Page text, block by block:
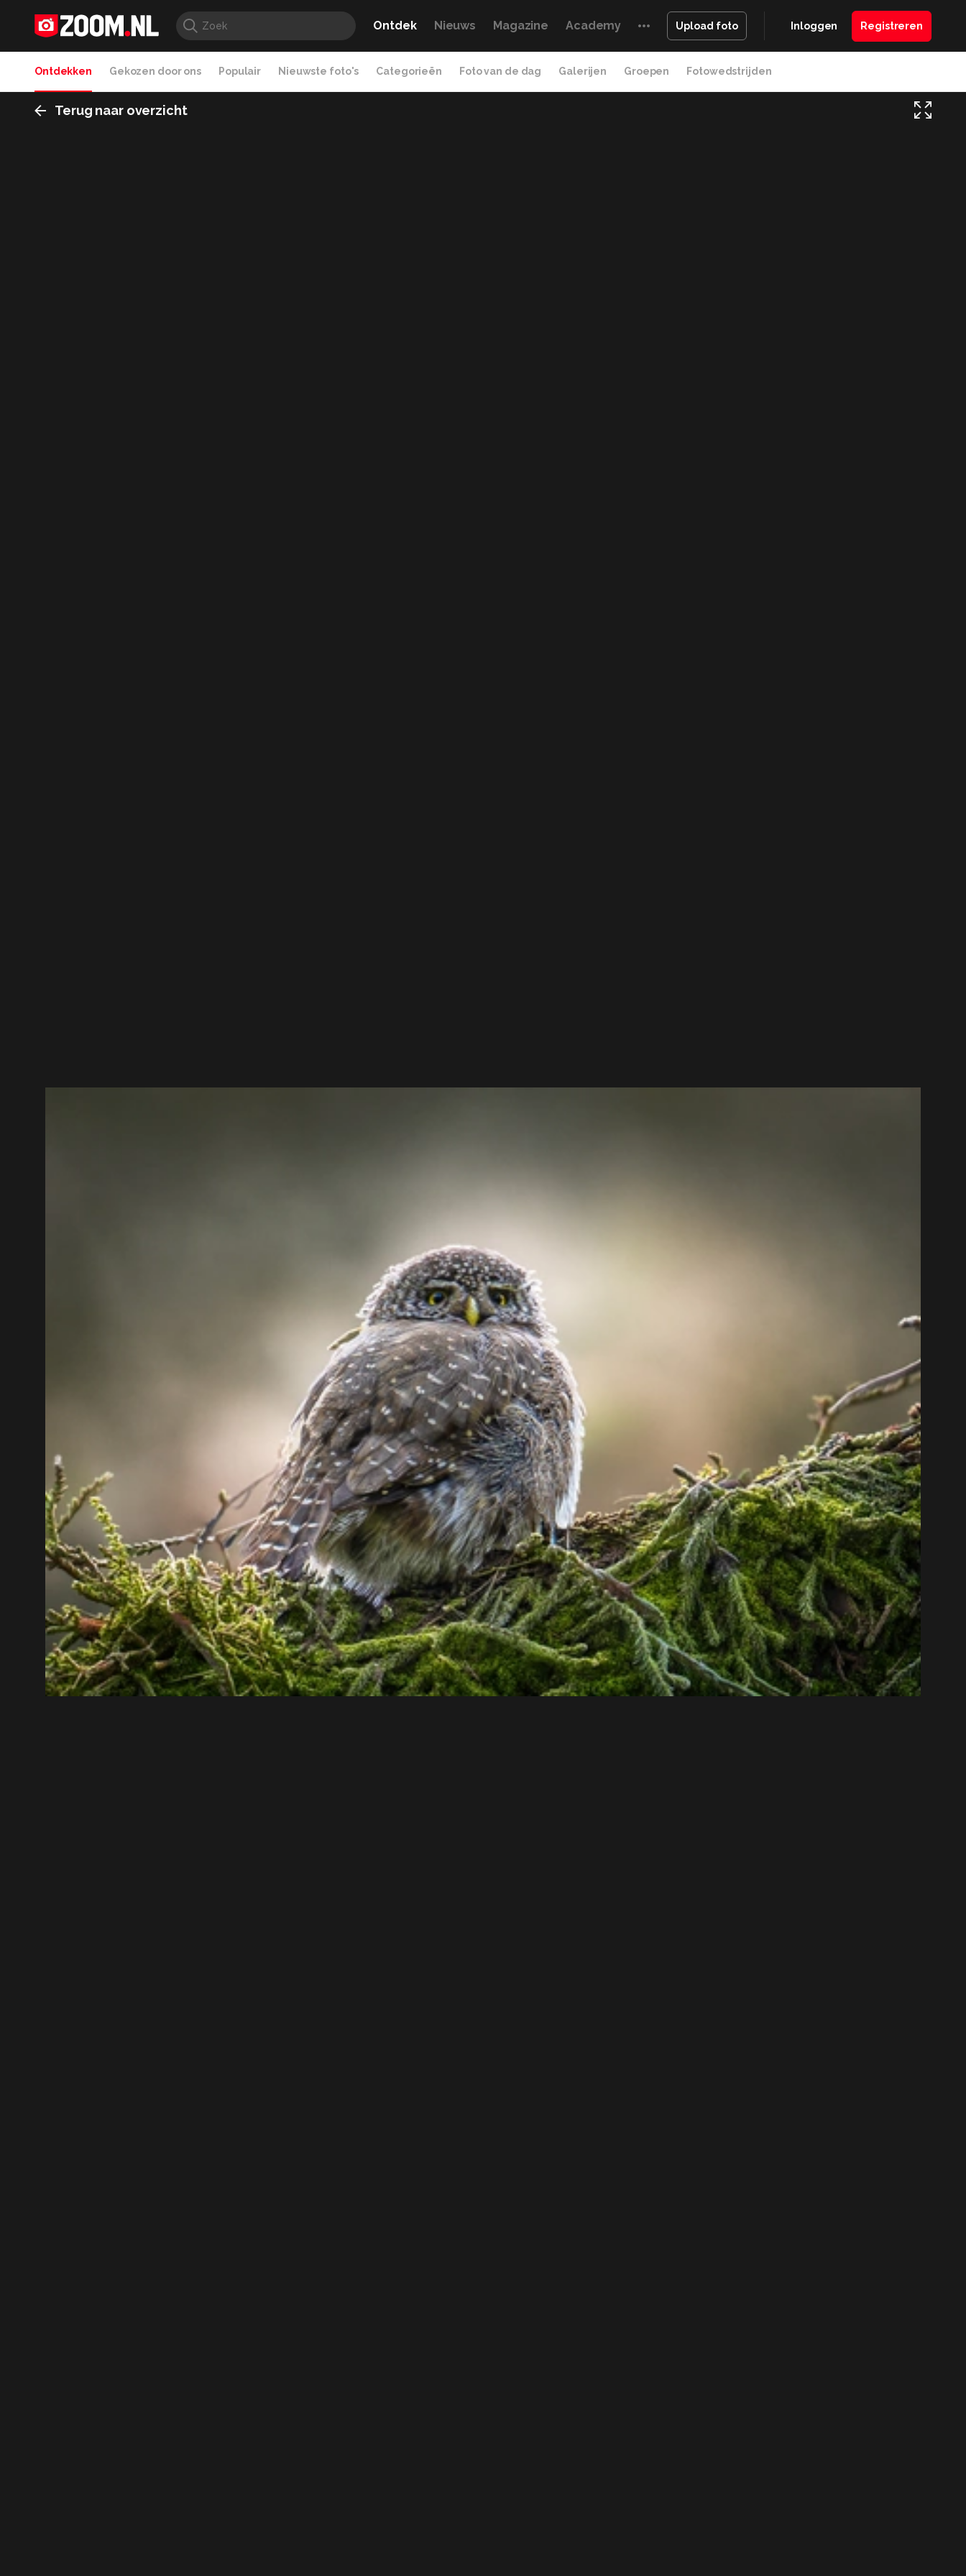
Ontdek Nieuws Magazine Academy Upload foto Inloggen Registreren
Ontdekken Gekozen door ons Populair Nieuwste foto's Categorieën Foto van de dag Galerijen Groepen Fotowedstrijden
Terug naar overzicht